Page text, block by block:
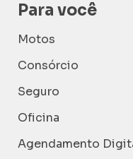
Para você
Motos
Consórcio
Seguro
Oficina
Agendamento